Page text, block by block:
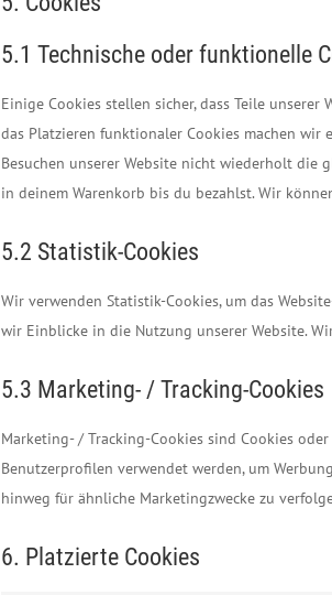
5.1 Technische oder funktionelle
Einige Cookies stellen sicher, dass Teile
das Platzieren funktionaler Cookies machen wir
Besuchen unserer Website nicht wiederholt die
in deinem Warenkorb bis du bezahlst. Wir
5.2 Statistik-Cookies
Wir verwenden Statistik-Cookies, um das
wir Einblicke in die Nutzung unserer Website.
5.3 Marketing- / Tracking-Cookies
Marketing- / Tracking-Cookies sind Cookies
Benutzerprofilen verwendet werden, um
hinweg für ähnliche Marketingzwecke zu
6. Platzierte Cookies